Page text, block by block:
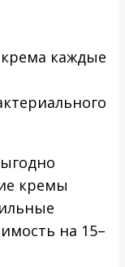
каждые
кремы
на 15–